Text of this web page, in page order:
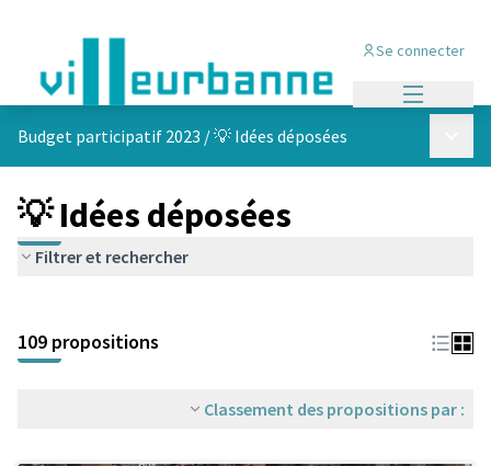
Se connecter
Budget participatif 2023 /💡 Idées déposées
💡 Idées déposées
Filtrer et rechercher
+
−
109 propositions
Classement des propositions par :